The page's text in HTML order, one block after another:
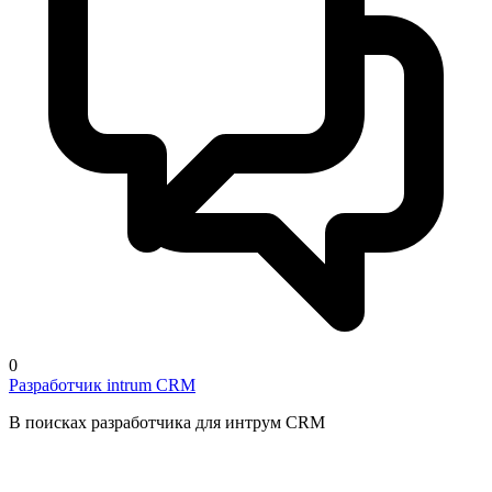
0
Разработчик intrum CRM
В поисках разработчика для интрум CRM